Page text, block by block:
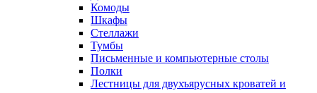
Комоды
Шкафы
Стеллажи
Тумбы
Письменные и компьютерные столы
Полки
Лестницы для двухъярусных кроватей и